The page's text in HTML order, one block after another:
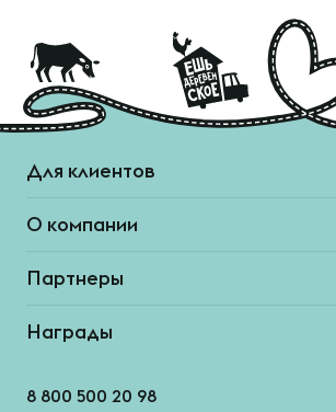
Для клиентов
О компании
Партнеры
Награды
8 800 500 20 98